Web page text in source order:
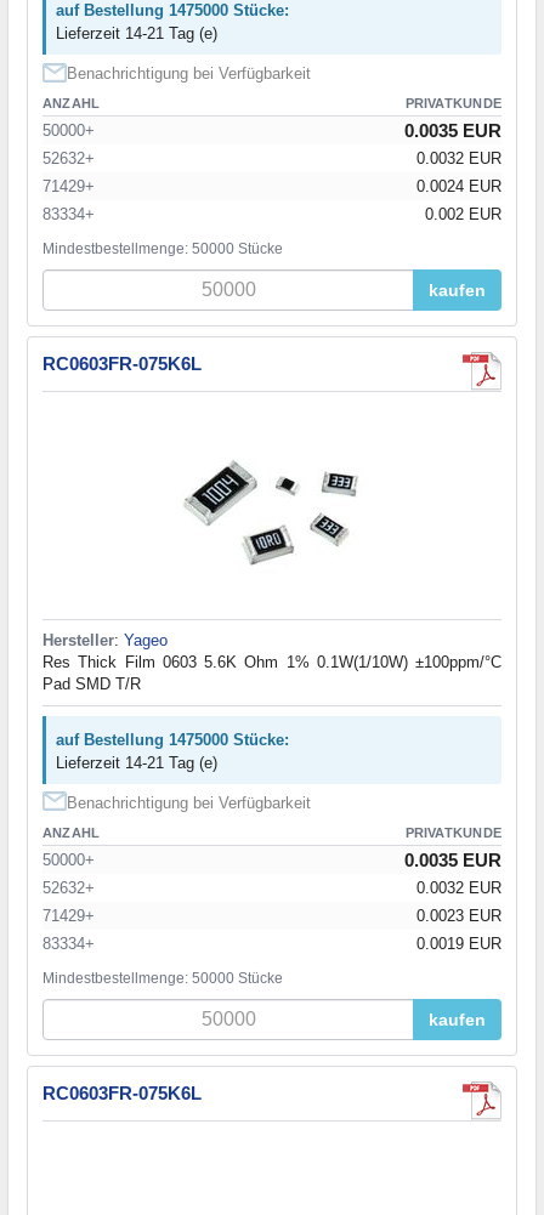
auf Bestellung 1475000 Stücke:
Lieferzeit 14-21 Tag (e)
Benachrichtigung bei Verfügbarkeit
ANZAHL PRIVATKUNDE
50000+ 0.0035 EUR
52632+
0.0032 EUR
71429+
0.0024 EUR
83334+
0.002 EUR
Mindestbestellmenge: 50000 Stücke
kaufen
RC0603FR-075K6L
Hersteller: Yageo
Res Thick Film 0603 5.6K Ohm 1% 0.1W(1/10W) ±100ppm/°C
Pad SMD T/R
auf Bestellung 1475000 Stücke:
Lieferzeit 14-21 Tag (e)
Benachrichtigung bei Verfügbarkeit
ANZAHL PRIVATKUNDE
50000+ 0.0035 EUR
52632+
0.0032 EUR
71429+
0.0023 EUR
83334+
0.0019 EUR
Mindestbestellmenge: 50000 Stücke
kaufen
RC0603FR-075K6L